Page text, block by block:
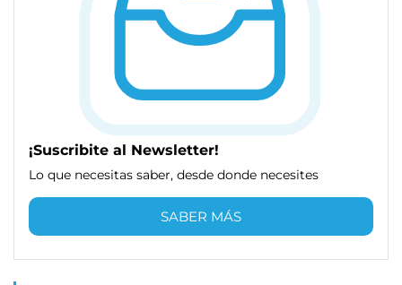
¡Suscribite al Newsletter!
Lo que necesitas saber, desde donde necesites
SABER MÁS